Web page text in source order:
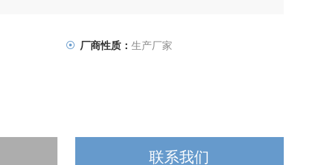
厂商性质： 生产厂家
联系我们